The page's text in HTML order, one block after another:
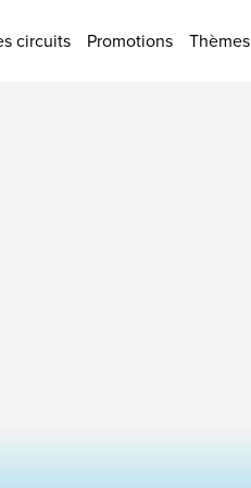
circuits Promotions Thèmes